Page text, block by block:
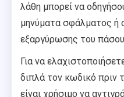
λάθη μπορεί να
μηνύματα σφάλματος ή
εξαργύρωσης του
Για να
διπλά τον κωδικό πριν
είναι χρήσιμο να